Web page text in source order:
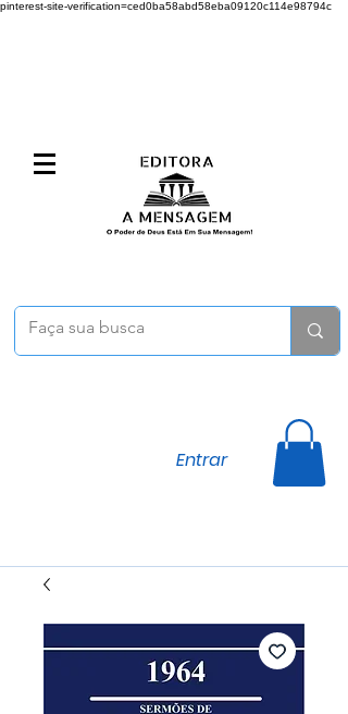
pinterest-site-verification=ced0ba58abd58eba09120c114e98794c
Entrar